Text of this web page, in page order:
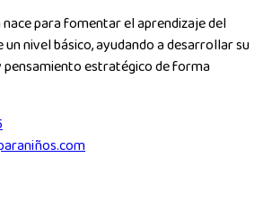
para fomentar el aprendizaje del
un nivel básico, ayudando a desarrollar su
pensamiento estratégico de forma